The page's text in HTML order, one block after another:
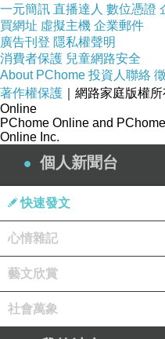
一元簡訊 直播達人 數位憑證
買網址 虛擬主機 企業郵件
廣告刊登 隱私權聲明
消費者保護 兒童網路安全
About PChome 投資人聯絡
著作權保護 ｜網路家庭版權
Online
PChome Online and
Online Inc.
個人新聞台
快速發文
心情雜記
藝文欣賞
社會萬象